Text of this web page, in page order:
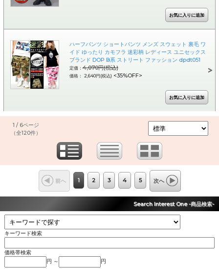
ハーフパンツ ショートパンツ メンズ スウェット 裏毛 ワ
イド ゆったり カモフラ 迷彩柄 レディース ユニセックス
ブランド DOP B系 ストリート ファッション dpdt051
定価：4,070円(税込)
価格： 2,640円(税込) <35%OFF>
1 / 6ページ
（全120件）
前へ 1 2 3 4 5 次へ
Search Interest One -商品検索-
キーワード検索
価格帯検索
円 ～
円